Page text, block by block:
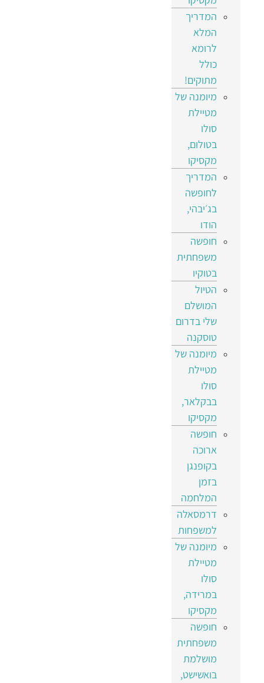
המדריך
המלא
לרומא
כולל
מתוקים!
מיומנה של
מטיילת
סולו
בטולום,
מקסיקו
המדריך
לחופשה
בג׳יבהי,
הודו
חופשה
משפחתית
בטוקיו
הטיול
המושלם
שלי בדרום
טוסקנה
מיומנה של
מטיילת
סולו
בבקלאר,
מקסיקו
חופשה
ארוכה
בקופנגן
בזמן
המלחמה
דרמסאלה
למשפחות
מיומנה של
מטיילת
סולו
במרידה,
מקסיקו
חופשה
משפחתית
מושלמת
בואשישט,